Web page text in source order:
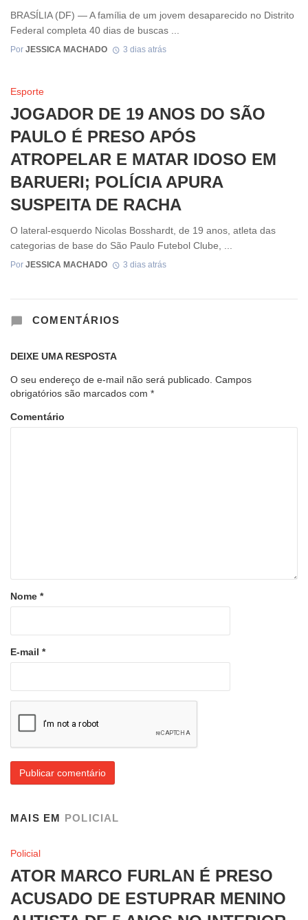
BRASÍLIA (DF) — A família de um jovem desaparecido no Distrito
Federal completa 40 dias de buscas ...
Por JESSICA MACHADO 3 dias atrás
Esporte
JOGADOR DE 19 ANOS DO SÃO
PAULO É PRESO APÓS
ATROPELAR E MATAR IDOSO EM
BARUERI; POLÍCIA APURA
SUSPEITA DE RACHA
O lateral-esquerdo Nicolas Bosshardt, de 19 anos, atleta das
categorias de base do São Paulo Futebol Clube, ...
Por JESSICA MACHADO 3 dias atrás
COMENTÁRIOS
DEIXE UMA RESPOSTA
O seu endereço de e-mail não será publicado. Campos
obrigatórios são marcados com *
Comentário
Nome *
E-mail *
MAIS EM POLICIAL
Policial
ATOR MARCO FURLAN É PRESO
ACUSADO DE ESTUPRAR MENINO